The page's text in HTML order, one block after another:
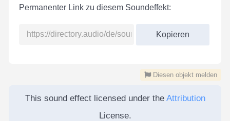
Permanenter Link zu diesem Soundeffekt:
Kopieren
Diesen objekt melden
This sound effect licensed under the Attribution
License.